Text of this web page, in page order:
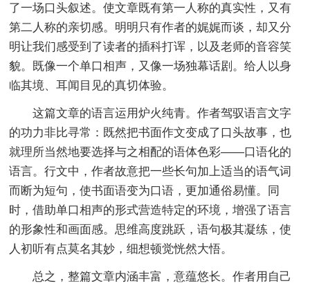
了一场口头叙述。使文章既有第一人称的真实性，又有
第二人称的亲切感。明明只有作者的娓娓而谈，却又分
明让我们感受到了读者的插科打诨，以及老师的音容笑
貌。既像一个单口相声，又像一场独幕话剧。给人以身
临其境、耳闻目见的真切体验。
这篇文章的语言运用炉火纯青。作者驾驭语言文字
的功力非比寻常：既然把书面作文变成了口头故事，也
就理所当然地要选择与之相配的语体色彩——口语化的
语言。行文中，作者故意把一些长句加上适当的语气词
而断为短句，使书面语变为口语，更加通俗易懂。同
时，借助单口相声的形式营造特定的环境，增强了语言
的形象性和画面感。思维高度跳跃，语句极其凝练，使
人初听有点莫名其妙，细想顿觉恍然大悟。
总之，整篇文章内涵丰富，意蕴悠长。作者用自己